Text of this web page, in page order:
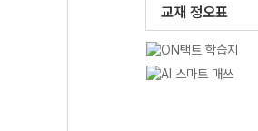
교재 정오표